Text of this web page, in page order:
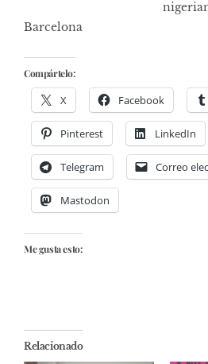
Barcelona
Compártelo:
X Facebook
Pinterest LinkedIn
Telegram Correo
Mastodon
Me gusta esto:
Relacionado